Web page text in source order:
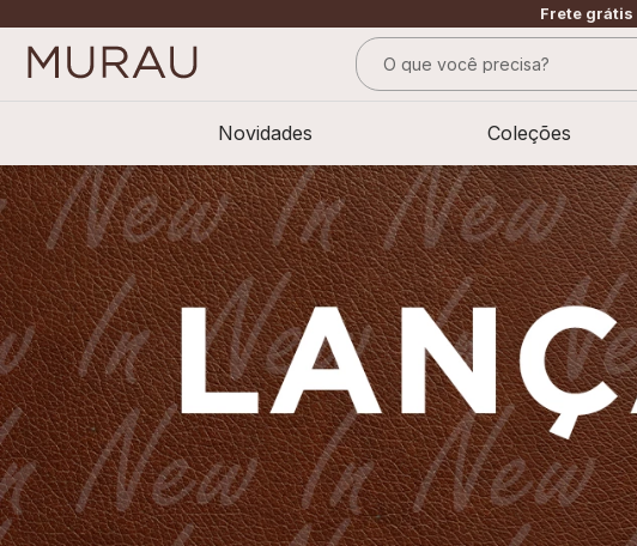
Frete grátis
O que você precisa?
Novidades Coleções
2º
calça
3º
saia
4º
top
5º
verde
6º
off white
7º
camisa
8º
blusa
9º
short saia
10º pesponto verde sage